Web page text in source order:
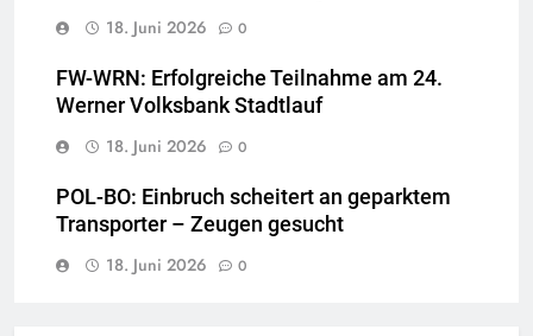
18. Juni 2026
0
FW-WRN: Erfolgreiche Teilnahme am 24.
Werner Volksbank Stadtlauf
18. Juni 2026
0
POL-BO: Einbruch scheitert an geparktem
Transporter – Zeugen gesucht
18. Juni 2026
0